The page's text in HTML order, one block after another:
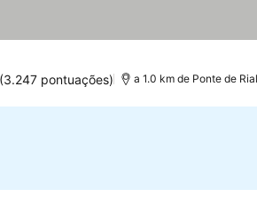
(3.247 pontuações) a 1.0 km de Ponte de